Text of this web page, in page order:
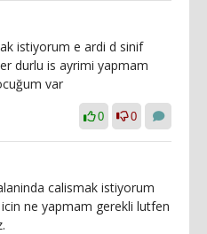
istiyorum e ardi d sinif
durlu is ayrimi yapmam
var
0 0
calismak istiyorum
ne yapmam gerekli lutfen